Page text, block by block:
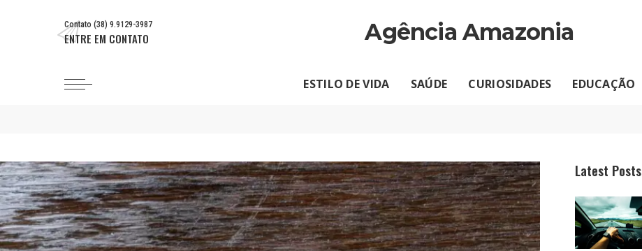
Contato (38) 9.9129-3987
ENTRE EM CONTATO Agência Amazonia
ESTILO DE VIDA SAÚDE CURIOSIDADES EDUCAÇÃO
Latest Posts